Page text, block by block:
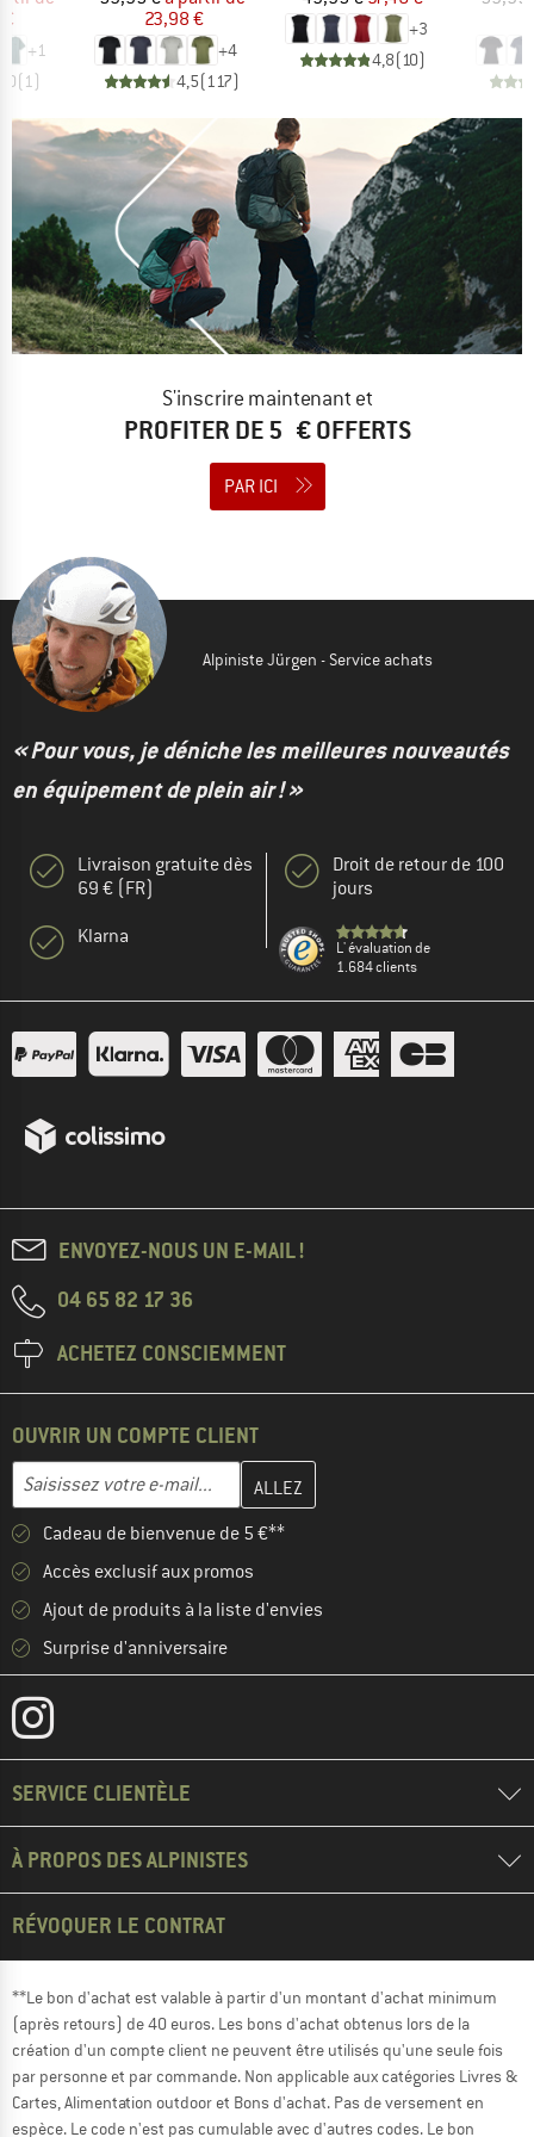
+1
( 1)
23,98 €
+4
4,5( 117)
+3
4,8( 10)
S'inscrire maintenant et
PROFITER DE 5 € OFFERTS
PAR ICI
Alpiniste Jürgen - Service achats
« Pour vous, je déniche les meilleures nouveautés
en équipement de plein air ! »
Livraison gratuite dès
69 € (FR)
Klarna
Droit de retour de 100
jours
L' évaluation de
1.684 clients
ENVOYEZ-NOUS UN E-MAIL !
04 65 82 17 36
ACHETEZ CONSCIEMMENT
OUVRIR UN COMPTE CLIENT
Adresse e-mail
Entrez votre adresse e-mail ici et créez votre compte client à la
Cadeau de bienvenue de 5 €**
Accès exclusif aux promos
Ajout de produits à la liste d'envies
Surprise d'anniversaire
SERVICE CLIENTÈLE
À PROPOS DES ALPINISTES
RÉVOQUER LE CONTRAT
**Le bon d'achat est valable à partir d'un montant d'achat minimum
(après retours) de 40 euros. Les bons d'achat obtenus lors de la
création d'un compte client ne peuvent être utilisés qu'une seule fois
par personne et par commande. Non applicable aux catégories Livres &
Cartes, Alimentation outdoor et Bons d'achat. Pas de versement en
espèce. Le code n'est pas cumulable avec d'autres codes. Le bon